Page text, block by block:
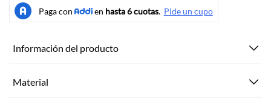
Información del producto
Material